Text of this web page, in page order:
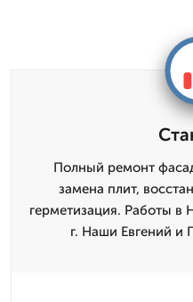
Полный ремонт
замена плит,
герметизация. Работы в
г. Наши Евгений и